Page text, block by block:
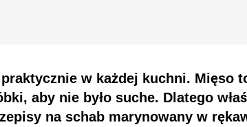
w każdej kuchni. Mięso
aby nie było suche. Dlatego
na schab marynowany w